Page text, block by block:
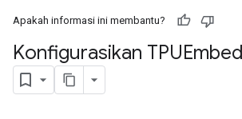
Apakah informasi ini membantu?
Konfigurasikan